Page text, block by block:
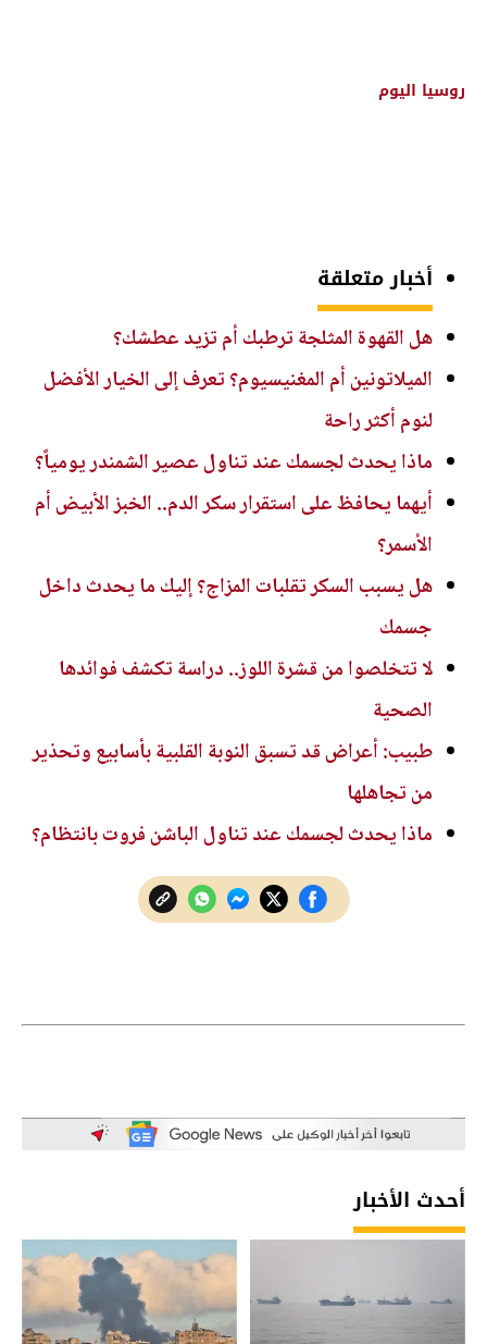
روسيا اليوم
أخبار متعلقة
هل القهوة المثلجة ترطبك أم تزيد عطشك؟
الميلاتونين أم المغنيسيوم؟ تعرف إلى الخيار الأفضل
لنوم أكثر راحة
ماذا يحدث لجسمك عند تناول عصير الشمندر يومياً؟
أيهما يحافظ على استقرار سكر الدم.. الخبز الأبيض أم
الأسمر؟
هل يسبب السكر تقلبات المزاج؟ إليك ما يحدث داخل
جسمك
لا تتخلصوا من قشرة اللوز.. دراسة تكشف فوائدها
الصحية
طبيب: أعراض قد تسبق النوبة القلبية بأسابيع وتحذير
من تجاهلها
ماذا يحدث لجسمك عند تناول الباشن فروت بانتظام؟
أحدث الأخبار